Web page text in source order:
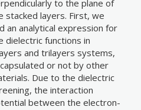
to the plane of
stacked layers. First, we
an analytical expression for
dielectric functions in
and trilayers systems,
or not by other
Due to the dielectric
the interaction
between the electron-